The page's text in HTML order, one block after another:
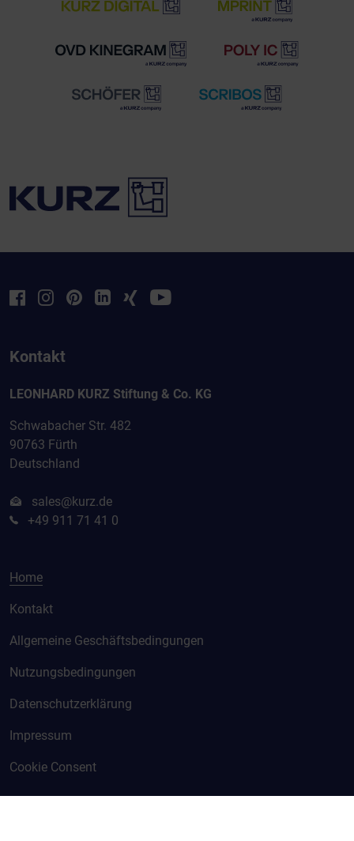
Kontakt
LEONHARD KURZ Stiftung & Co. KG
Schwabacher Str. 482
90763 Fürth
Deutschland
sales@kurz.de
+49 911 71 41 0
Home
Kontakt
Allgemeine Geschäftsbedingungen
Nutzungsbedingungen
Datenschutzerklärung
Impressum
Cookie Consent